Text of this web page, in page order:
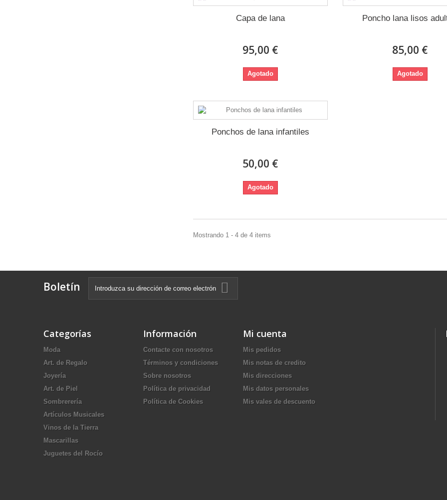
Capa de lana
95,00 €
Agotado
Poncho lana lisos
85,00 €
Agotado
Ponchos de lana infantiles
50,00 €
Agotado
Mostrando 1 - 4 de 4 items
Boletín
Categorías
Moda
Art. de Regalo
Joyería
Art. de Piel
Sombrerería
Artículos Musicales
Vinos de la Tierra
Mascarillas
Juguetes del Rocío
Información
Contacte con nosotros
Términos y condiciones
Sobre nosotros
Política de privacidad
Política de Cookies
Mi cuenta
Mis pedidos
Mis notas de credito
Mis direcciones
Mis datos personales
Mis vales de descuento